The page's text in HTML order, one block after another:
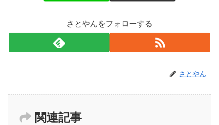
さとやんをフォローする
さとやん
関連記事